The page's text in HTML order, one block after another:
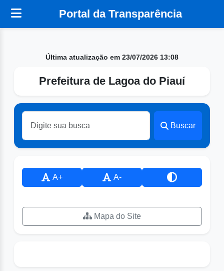
Portal da Transparência
Última atualização em 23/07/2026 13:08
Prefeitura de Lagoa do Piauí
Buscar
A+ A-
Mapa do Site